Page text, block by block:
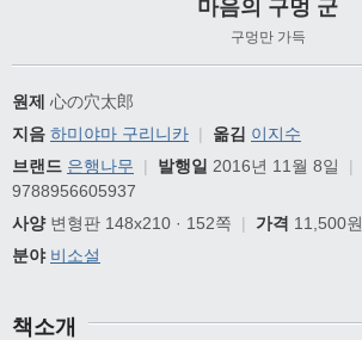
마음의 구멍 군
구멍만 가득
원제 心の穴太郎
지음 하미야마 구리니카 | 옮김 이지수
브랜드 은행나무 | 발행일 2016년 11월 8일 |
9788956605937
사양변형판 148x210 · 152쪽 | 가격 11,500원
분야 비소설
책소개